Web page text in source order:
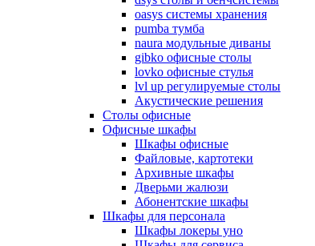
oasys системы хранения
pumba тумба
naura модульные диваны
gibko офисные столы
lovko офисные стулья
lvl up регулируемые столы
Акустические решения
Столы офисные
Офисные шкафы
Шкафы офисные
Файловые, картотеки
Архивные шкафы
Дверьми жалюзи
Абонентские шкафы
Шкафы для персонала
Шкафы локеры уно